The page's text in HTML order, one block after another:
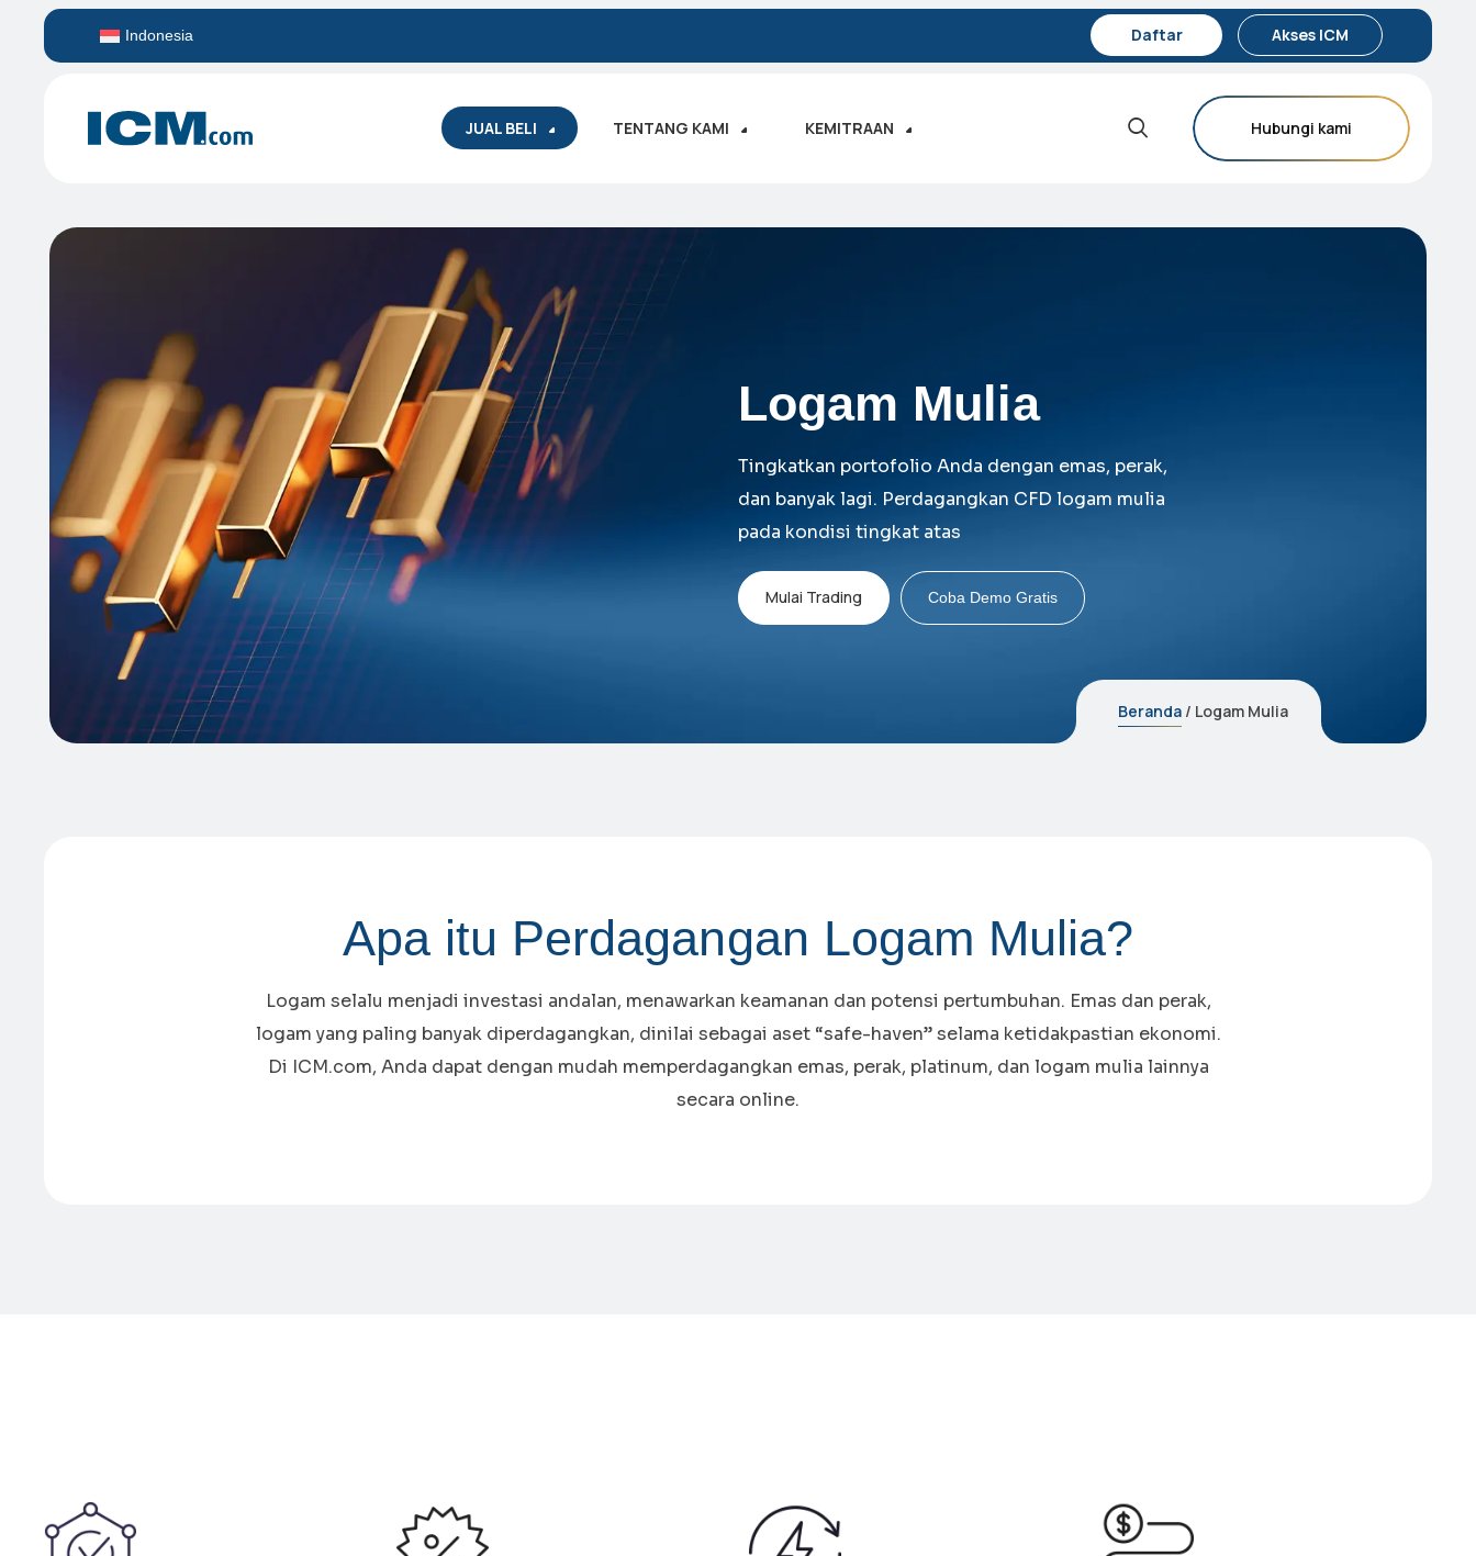
Indonesia Daftar Akses ICM
JUAL BELI TENTANG KAMI KEMITRAAN Hubungi kami
Logam Mulia
Tingkatkan portofolio Anda dengan emas, perak,
dan banyak lagi. Perdagangkan CFD logam mulia
pada kondisi tingkat atas
Mulai Trading Coba Demo Gratis
Beranda / Logam Mulia
Apa itu Perdagangan Logam Mulia?
Logam selalu menjadi investasi andalan, menawarkan keamanan dan potensi pertumbuhan. Emas dan perak,
logam yang paling banyak diperdagangkan, dinilai sebagai aset “safe-haven” selama ketidakpastian ekonomi.
Di ICM.com, Anda dapat dengan mudah memperdagangkan emas, perak, platinum, dan logam mulia lainnya
secara online.